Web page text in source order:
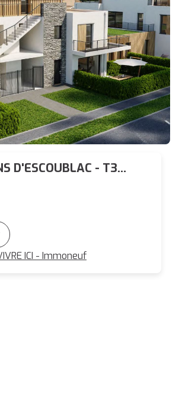
D'ESCOUBLAC - T3
- LA BAULE -
ICI - Immoneuf